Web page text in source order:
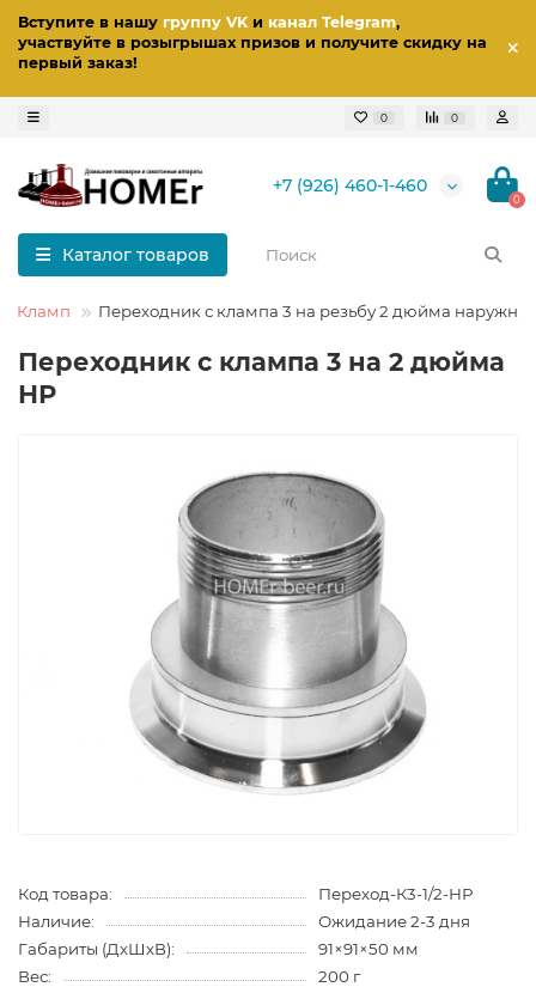
Вступите в нашу группу VKи канал Telegram,
участвуйте в розыгрышах призов и получите скидку на
первый заказ!
0 0
+7 (926) 460-1-460
0
Каталог товаров
Кламп Переходник с клампа 3 на резьбу 2 дюйма
Переходник с клампа 3 на 2 дюйма
НР
Код товара:
Переход-К3-1/2-НР
Наличие:
Ожидание 2-3 дня
Габариты (ДхШхВ):
91×91×50 мм
Вес:
200 г